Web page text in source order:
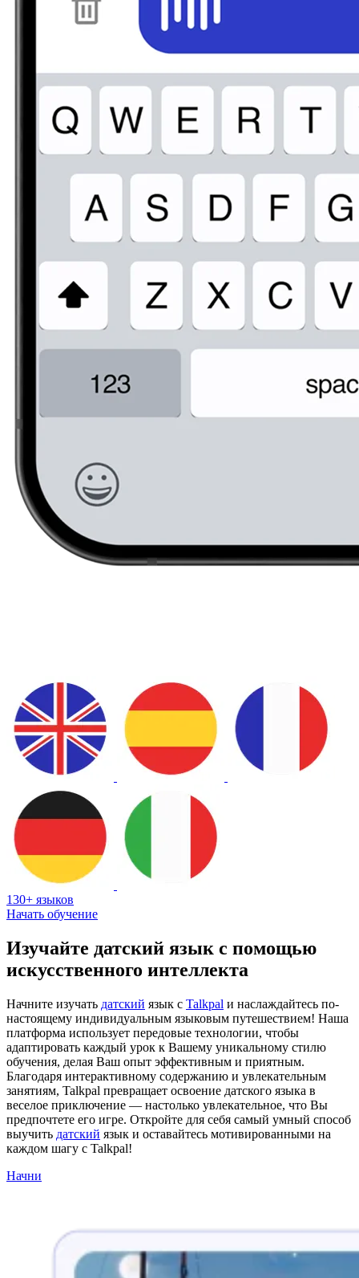
130+ языков
Начать обучение
Изучайте датский язык с помощью
искусственного интеллекта
Начните изучать датский язык с Talkpal и наслаждайтесь по-
настоящему индивидуальным языковым путешествием! Наша
платформа использует передовые технологии, чтобы
адаптировать каждый урок к Вашему уникальному стилю
обучения, делая Ваш опыт эффективным и приятным.
Благодаря интерактивному содержанию и увлекательным
занятиям, Talkpal превращает освоение датского языка в
веселое приключение — настолько увлекательное, что Вы
предпочтете его игре. Откройте для себя самый умный способ
выучить датский язык и оставайтесь мотивированными на
каждом шагу с Talkpal!
Начни